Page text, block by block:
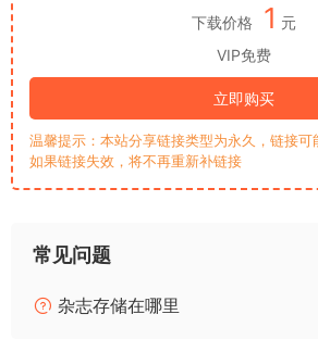
下载价格 1 元
VIP免费
立即购买
温馨提示：本站分享链接类型为永久，链接可
如果链接失效，将不再重新补链接
常见问题
杂志存储在哪里